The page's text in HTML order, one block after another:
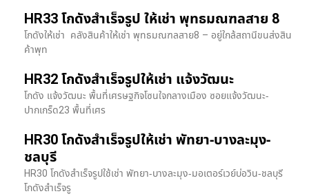
HR33 โกดังสำเร็จรูป ให้เช่า พุทธมณฑลสาย 8
โกดังให้เช่า คลังสินค้าให้เช่า พุทธมณฑลสาย8 – อยู่ใกล้สถานีขนส่งสิน
ค้าพุท
HR32 โกดังสำเร็จรูปให้เช่า แจ้งวัฒนะ
โกดัง แจ้งวัฒนะ พื้นที่เศรษฐกิจโซนใจกลางเมือง ซอยแจ้งวัฒนะ-
ปากเกร็ด23 พื้นที่เศร
HR30 โกดังสำเร็จรูปให้เช่า พัทยา-บางละมุง-
ชลบุรี
HR30 โกดังสำเร็จรูปใช้เช่า พัทยา-บางละมุง-มอเตอร์เวย์บ่อวิน-ชลบุรี
โกดังสำเร็จรู